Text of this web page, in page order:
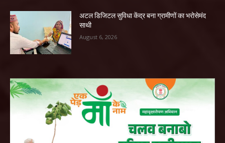
अटल डिजिटल सुविधा केंद्र बना ग्रामीणों का भरोसेमंद
साथी
August 6, 2026